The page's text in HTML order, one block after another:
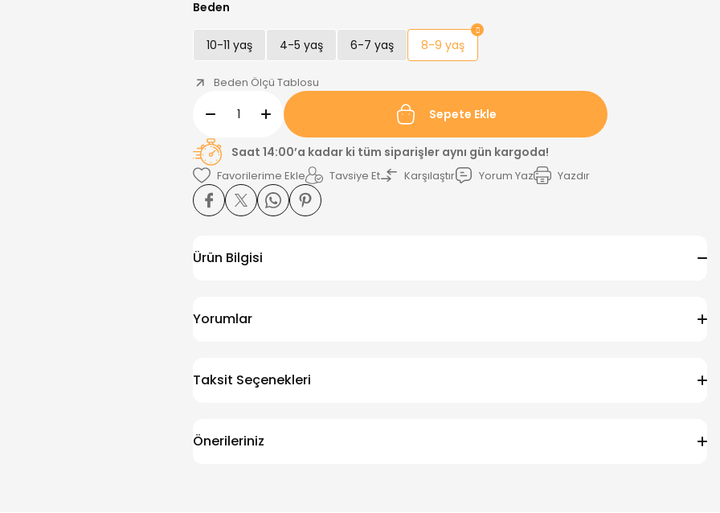
Beden
10-11 yaş 4-5 yaş 6-7 yaş 8-9 yaş
Beden Ölçü Tablosu
Sepete Ekle
Saat 14:00’a kadar ki tüm siparişler aynı gün kargoda!
Tavsiye Et Karşılaştır Yorum Yaz Yazdır
Ürün Bilgisi
Yorumlar
Taksit Seçenekleri
Önerileriniz